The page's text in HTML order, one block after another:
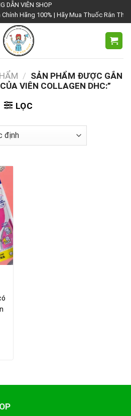
DẪN VIÊN SHOP
Hãng 100% | Hãy Mua Thuốc Rắn Thái
/ SẢN PHẨM ĐƯỢC GẮN
VIÊN COLLAGEN DHC:”
LỌC